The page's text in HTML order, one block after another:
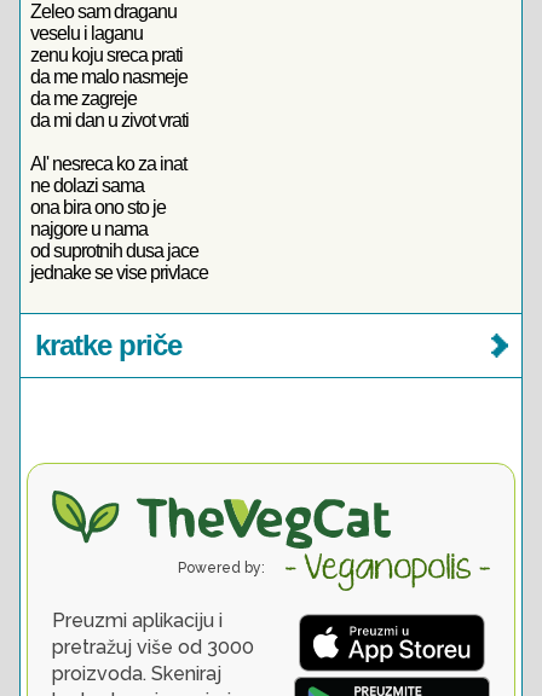
Zeleo sam draganu
veselu i laganu
zenu koju sreca prati
da me malo nasmeje
da me zagreje
da mi dan u zivot vrati
Al' nesreca ko za inat
ne dolazi sama
ona bira ono sto je
najgore u nama
od suprotnih dusa jace
jednake se vise privlace
kratke priče